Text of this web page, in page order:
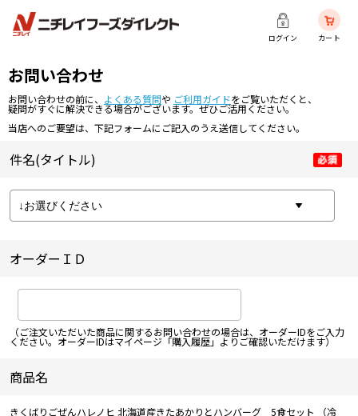
ログイン カート
お問い合わせ
お問い合わせの前に、 よくある質問や ご利用ガイドをご覧いただくと、
疑問がすぐに解決できる場合がございます。ぜひご活用ください。
当店へのご要望は、下記フォームにご記入のうえ送信してください。
件名(タイトル)
オーダーＩＤ
（ご注文いただいた商品に関するお問い合わせの場合は、オーダーIDをご入力
ください。オーダーIDはマイページ「購入履歴」よりご確認いただけます）
商品名
きくばりごぜんハレノヒ 北海道産きたあかりとハンバーグ 5食セット （冷